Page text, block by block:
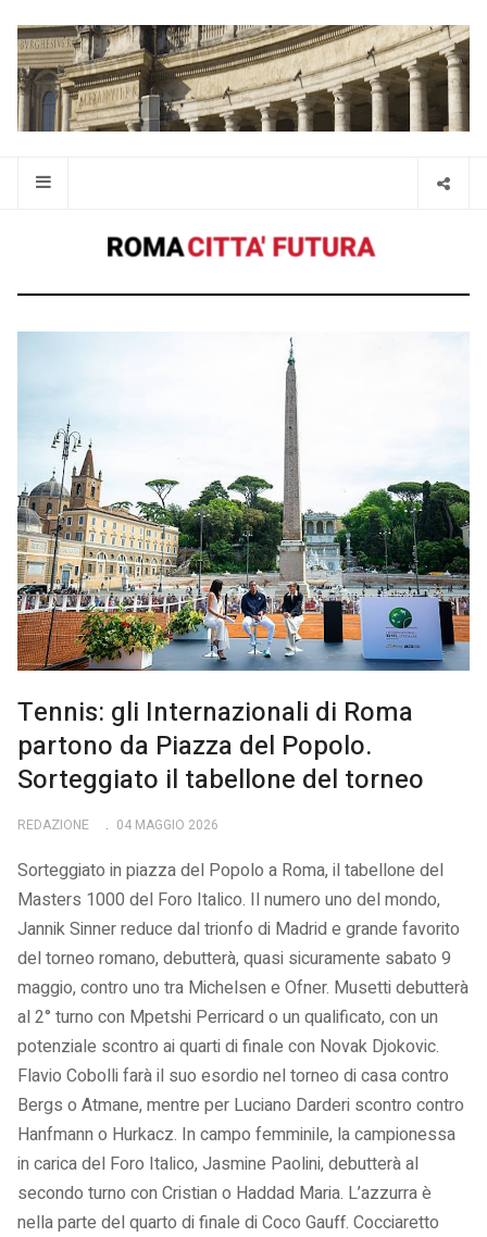
Tennis: gli Internazionali di Roma
partono da Piazza del Popolo.
Sorteggiato il tabellone del torneo
REDAZIONE 04 MAGGIO 2026
Sorteggiato in piazza del Popolo a Roma, il tabellone del
Masters 1000 del Foro Italico. Il numero uno del mondo,
Jannik Sinner reduce dal trionfo di Madrid e grande favorito
del torneo romano, debutterà, quasi sicuramente sabato 9
maggio, contro uno tra Michelsen e Ofner. Musetti debutterà
al 2° turno con Mpetshi Perricard o un qualificato, con un
potenziale scontro ai quarti di finale con Novak Djokovic.
Flavio Cobolli farà il suo esordio nel torneo di casa contro
Bergs o Atmane, mentre per Luciano Darderi scontro contro
Hanfmann o Hurkacz. In campo femminile, la campionessa
in carica del Foro Italico, Jasmine Paolini, debutterà al
secondo turno con Cristian o Haddad Maria. L’azzurra è
nella parte del quarto di finale di Coco Gauff. Cocciaretto